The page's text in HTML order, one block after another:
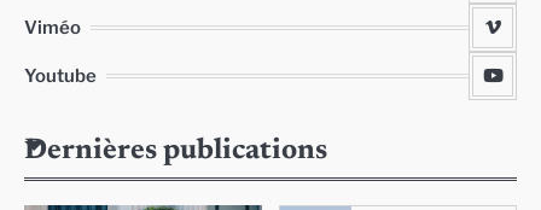
Viméo
Youtube
Dernières publications